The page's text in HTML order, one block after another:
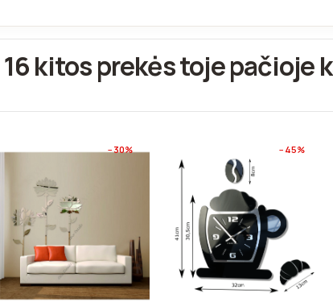
16 kitos prekės toje pačioje
−30% −45%